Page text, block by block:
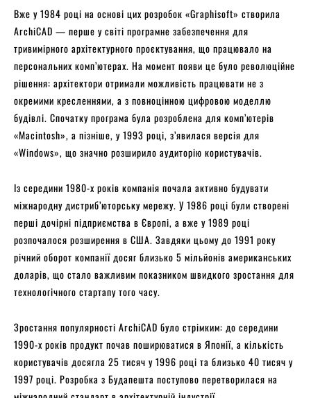
Вже у 1984 році на основі цих розробок «Graphisoft» створила
ArchiCAD — перше у світі програмне забезпечення для
тривимірного архітектурного проєктування, що працювало на
персональних комп’ютерах. На момент появи це було революційне
рішення: архітектори отримали можливість працювати не з
окремими кресленнями, а з повноцінною цифровою моделлю
будівлі. Спочатку програма була розроблена для комп’ютерів
«Macintosh», а пізніше, у 1993 році, з’явилася версія для
«Windows», що значно розширило аудиторію користувачів.
Із середини 1980-х років компанія почала активно будувати
міжнародну дистриб’юторську мережу. У 1986 році були створені
перші дочірні підприємства в Європі, а вже у 1989 році
розпочалося розширення в США. Завдяки цьому до 1991 року
річний оборот компанії досяг близько 5 мільйонів американських
доларів, що стало важливим показником швидкого зростання для
технологічного стартапу того часу.
Зростання популярності ArchiCAD було стрімким: до середини
1990-х років продукт почав поширюватися в Японії, а кількість
користувачів досягла 25 тисяч у 1996 році та близько 40 тисяч у
1997 році. Розробка з Будапешта поступово перетворилася на